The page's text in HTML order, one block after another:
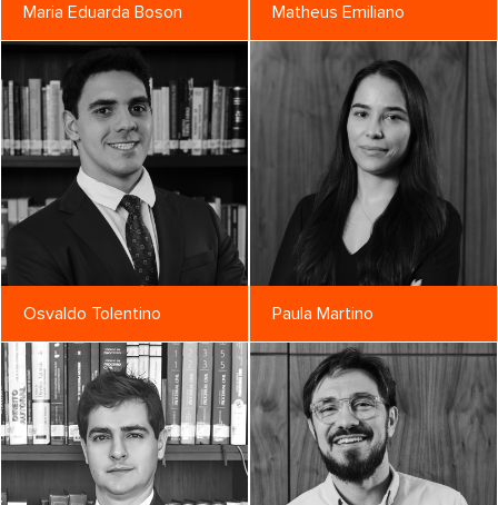
Maria Eduarda Boson Matheus Emiliano
Osvaldo Tolentino Paula Martino